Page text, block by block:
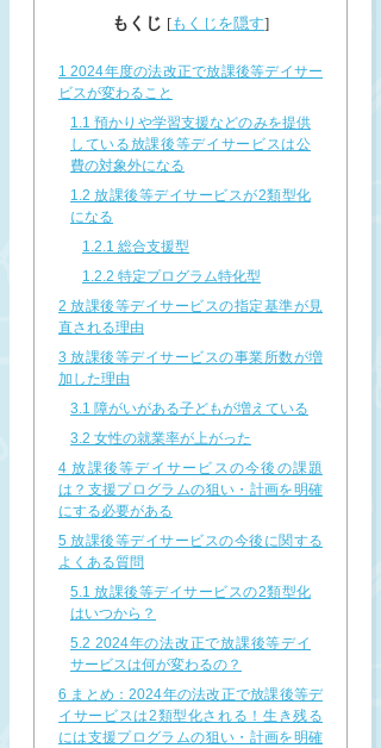
もくじ [もくじを隠す]
1 2024年度の法改正で放課後等デイサー
ビスが変わること
1.1 預かりや学習支援などのみを提供
している放課後等デイサービスは公
費の対象外になる
1.2 放課後等デイサービスが2類型化
になる
1.2.1 総合支援型
1.2.2 特定プログラム特化型
2 放課後等デイサービスの指定基準が見
直される理由
3 放課後等デイサービスの事業所数が増
加した理由
3.1 障がいがある子どもが増えている
3.2 女性の就業率が上がった
4 放課後等デイサービスの今後の課題
は？支援プログラムの狙い・計画を明確
にする必要がある
5 放課後等デイサービスの今後に関する
よくある質問
5.1 放課後等デイサービスの2類型化
はいつから？
5.2 2024年の法改正で放課後等デイ
サービスは何が変わるの？
6 まとめ：2024年の法改正で放課後等デ
イサービスは2類型化される！生き残る
には支援プログラムの狙い・計画を明確